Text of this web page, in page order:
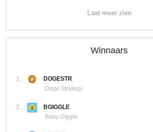
Laat meer zien
Winnaars
1.
DOGESTR
Doge Strategy
2.
BGIGGLE
Baby Giggle